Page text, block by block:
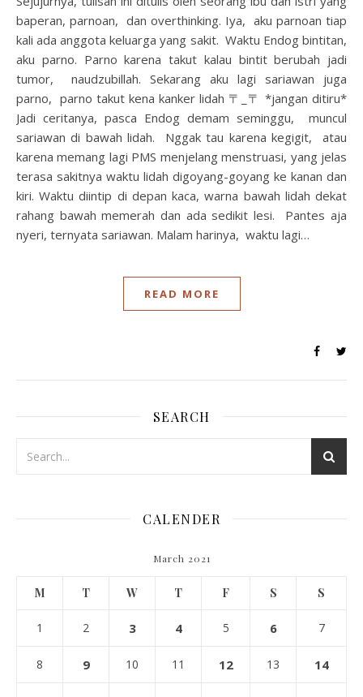
baperan, parnoan, dan overthinking. Iya, aku parnoan tiap
kali ada anggota keluarga yang sakit. Waktu Endog bintitan,
aku parno. Parno karena takut kalau bintit berubah jadi
tumor, naudzubillah. Sekarang aku lagi sariawan juga
parno, parno takut kena kanker lidah 〒_〒 *jangan ditiru*
Jadi ceritanya, pasca Endog demam seminggu, muncul
sariawan di bawah lidah. Nggak tau karena kegigit, atau
karena memang lagi PMS menjelang menstruasi, yang jelas
terasa sakitnya waktu lidah digoyang-goyang ke kanan dan
kiri. Waktu diintip di depan kaca, warna bawah lidah dekat
rahang bawah memerah dan ada sedikit lesi. Pantes aja
nyeri, ternyata sariawan. Malam harinya, waktu lagi…
READ MORE
SEARCH
CALENDER
March 2021
M T W T F S S
1 2 3 4 5 6 7
8 9 10 11 12 13 14